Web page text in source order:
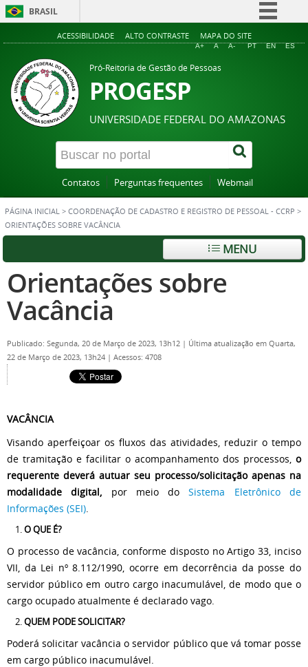
BRASIL
Simplifique!
Acesso à informação
Legislação
Canais
ACESSIBILIDADE ALTO CONTRASTE MAPA DO SITE
A+ A A- PT EN ES
Pró-Reitoria de Gestão de Pessoas
PROGESP
UNIVERSIDADE FEDERAL DO AMAZONAS
Contatos Perguntas frequentes Webmail
PÁGINA INICIAL > COORDENAÇÃO DE CADASTRO E REGISTRO DE PESSOAL - CCRP >
ORIENTAÇÕES SOBRE VACÂNCIA
MENU
Orientações sobre
Vacância
Publicado: Segunda, 20 de Março de 2023, 13h12 | Última atualização em Quarta,
22 de Março de 2023, 13h24 | Acessos: 4708
VACÂNCIA
Visando aperfeiçoar os fluxos das atividades, reduzir o tempo
de tramitação e facilitar o acompanhamento dos processos, o
requerente deverá autuar seu processo/solicitação apenas na
modalidade digital, por meio doSistema Eletrônico de
Informações (SEI).
O QUE É?
O processo de vacância, conforme disposto no Artigo 33, inciso
VII, da Lei nº 8.112/1990, ocorre em decorrência da posse do
servidor público em outro cargo inacumulável, de modo que o
cargo ocupado atualmente é declarado vago.
QUEM PODE SOLICITAR?
Poderá solicitar vacância o servidor público que vá tomar posse
em cargo público inacumulável.